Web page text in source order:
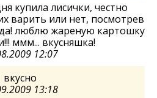
купила лисички, честно
варить или нет, посмотрев
люблю жареную картошку
ммм... вкусняшка!
12:07
вкусно
13:18